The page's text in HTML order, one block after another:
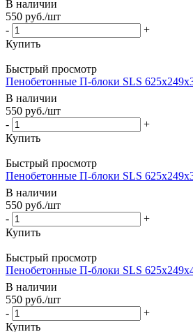
В наличии
550 руб./шт
-
+
Купить
Быстрый просмотр
Пенобетонные П-блоки SLS
В наличии
550 руб./шт
-
+
Купить
Быстрый просмотр
Пенобетонные П-блоки SLS
В наличии
550 руб./шт
-
+
Купить
Быстрый просмотр
Пенобетонные П-блоки SLS
В наличии
550 руб./шт
-
+
Купить